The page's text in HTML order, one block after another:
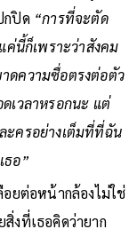
กปิด “การที่จะตัด
ค่นี้ก็เพราะว่าสังคม
ดความซื่อตรงต่อตัว
เวลาหรอกนะ แต่
ะครอย่างเต็มที่ที่ฉัน
ธอ”
อยต่อหน้ากล้องไม่ใช่
งที่เธอคิดว่ายาก